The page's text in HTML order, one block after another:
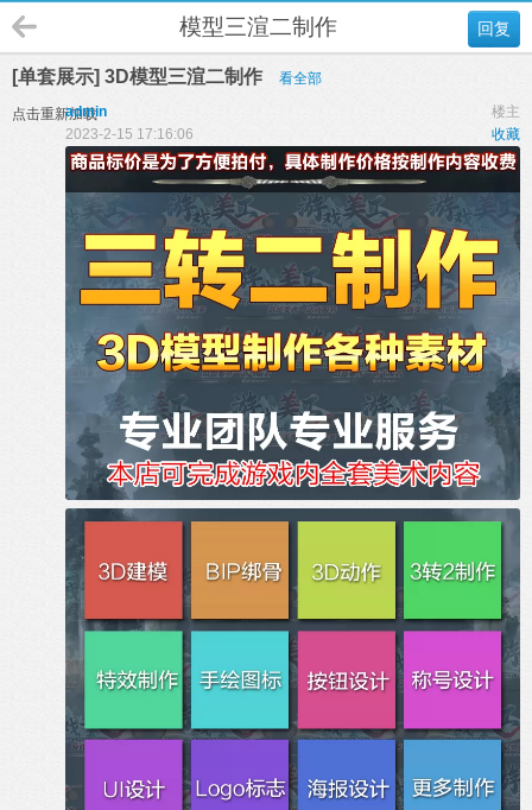
回复
模型三渲二制作
[单套展示] 3D模型三渲二制作 看全部
点击重新加载 楼主
admin
收藏
2023-2-15 17:16:06